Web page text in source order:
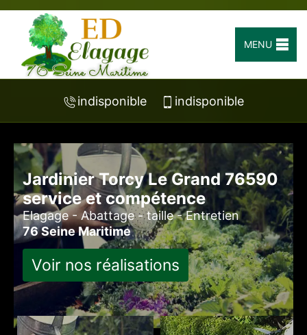
MENU
indisponible indisponible
Jardinier Torcy Le Grand 76590
service et compétence
Elagage - Abattage - taille - Entretien
76 Seine Maritime
Voir nos réalisations